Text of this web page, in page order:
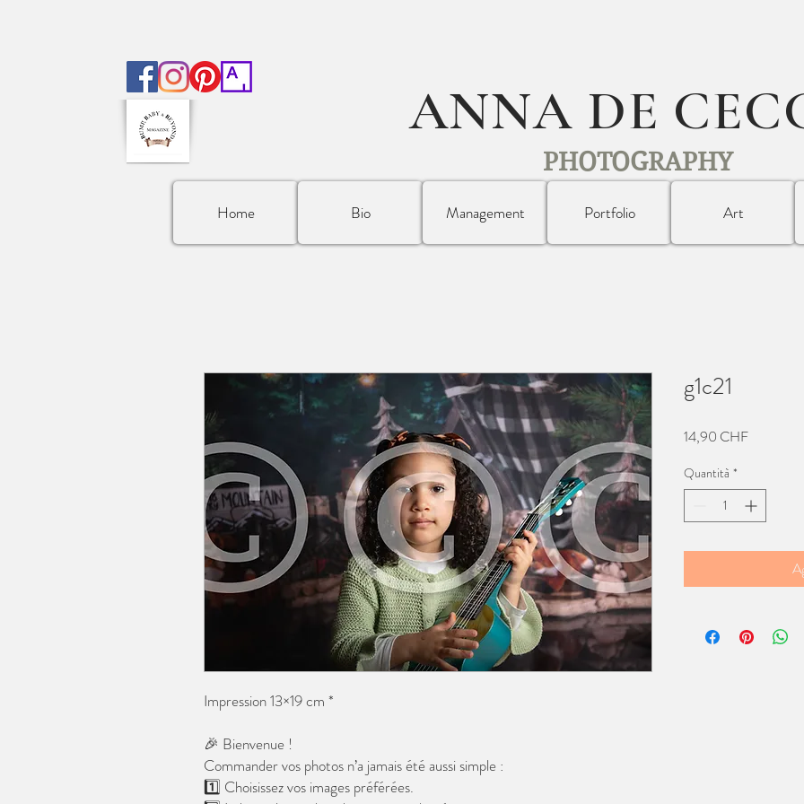
ANNA DE
PHOTOGRAPHY
Home Bio Management Portfolio Art
Impression 13×19 cm *
🎉 Bienvenue !
Commander vos photos n’a jamais été aussi simple :
1️⃣ Choisissez vos images préférées.
g1c21
14,90 CHFPrezzo
Quantità *